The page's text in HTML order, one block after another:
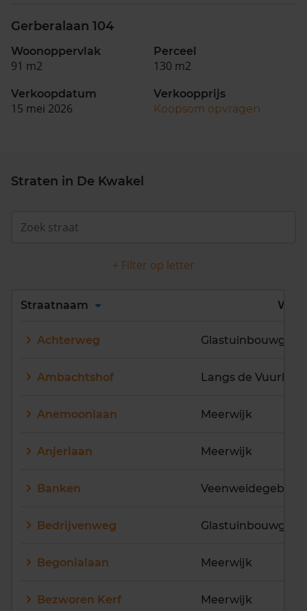
Gerberalaan 104
Woonoppervlak
91 m2
Perceel
130 m2
Verkoopdatum
15 mei 2026
Verkoopprijs
Koopsom opvragen
Straten in De Kwakel
+ Filter op letter
Alles
Q
R U
V
Straatnaam Wijk
Achterweg
Ambachtshof Langs de Vuurlinie
Anemoonlaan Meerwijk
Anjerlaan Meerwijk
Banken Veenweidegebied
Bedrijvenweg
Begonialaan Meerwijk
Bezworen Kerf Meerwijk